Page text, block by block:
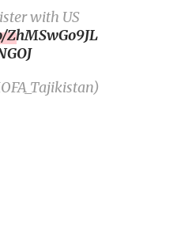
with US
ZhMSwGo9JL